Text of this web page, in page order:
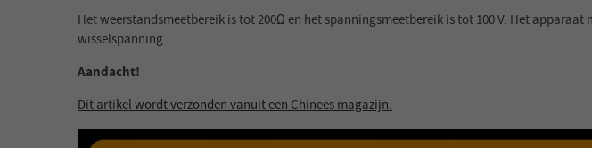
Het weerstandsmeetbereik is tot 200Ω en het spanningsmeetbereik is tot 100 V. Het
wisselspanning.
Aandacht!
Dit artikel wordt verzonden vanuit een Chinees magazijn.